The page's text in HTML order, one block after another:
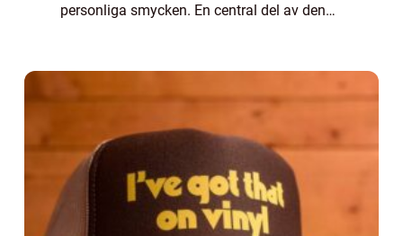
personliga smycken. En central del av denna